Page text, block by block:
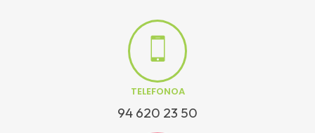
TELEFONOA
94 620 23 50